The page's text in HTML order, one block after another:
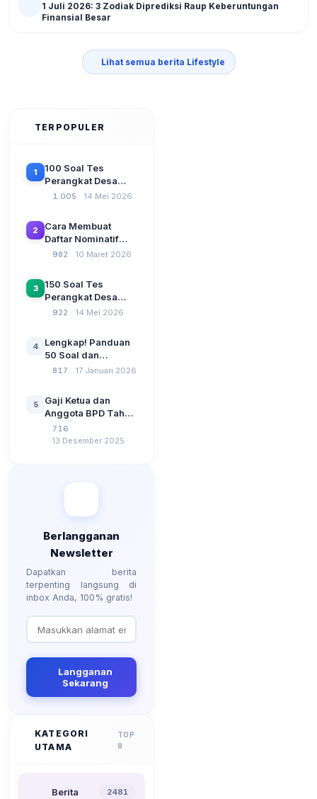
1 Juli 2026: 3 Zodiak Diprediksi Raup Keberuntungan
Finansial Besar
Lihat semua berita Lifestyle
TERPOPULER
1
100 Soal Tes
Perangkat Desa
Terbaru 2026
CAT Berbasis UU
Desa No. 3 Tahun
2024
1.005 14 Mei 2026
2
Cara Membuat
Daftar Nominatif
Siltap di Aplikasi
SPP Pencairan
Dana Desa
982 10 Maret 2026
3
150 Soal Tes
Perangkat Desa
2026: Administrasi
Kebangsaan, dan
Komputer Beserta
Jawaban Paling
922 14 Mei 2026
4
Lengkap! Panduan
50 Soal dan
Jawaban Tes
Berdasarkan UU No
3 Tahun 2024
817 17 Januari 2026
5
Gaji Ketua dan
Anggota BPD Tahun
2026, Berapa
Besarannya? Ada
716
13 Desember 2025
Berlangganan
Newsletter
Dapatkan berita
terpenting langsung di
inbox Anda, 100% gratis!
Langganan
Sekarang
KATEGORI
UTAMA
TOP
8
Berita 2481